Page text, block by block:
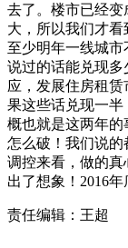
去了。楼市已经
大，所以我们才看
至少明年一线城
说过的话能兑现
应，发展住房租
果这些话兑现一
概也就是这两年的
怎么破！我们说
调控来看，做的真
出了想象！2016
责任编辑：王超